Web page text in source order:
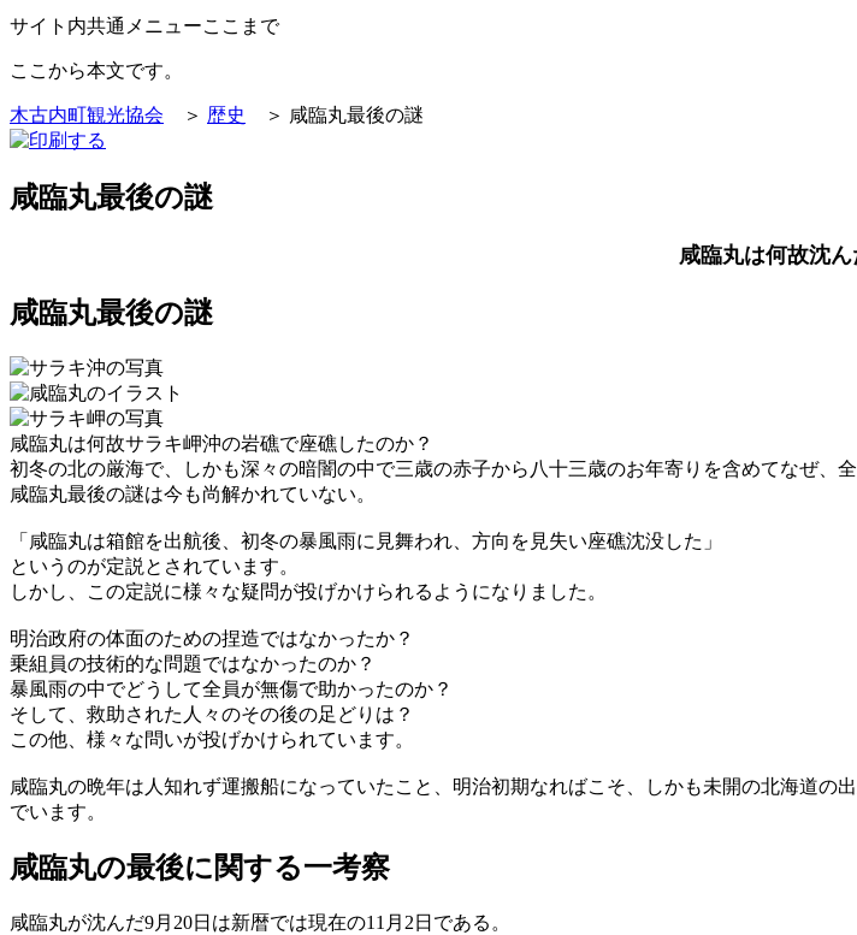
サイト内共通メニューここまで
ここから本文です。
木古内町観光協会 ＞ 歴史 ＞ 咸臨丸最後の謎
咸臨丸最後の謎
咸臨丸は何故沈ん
咸臨丸最後の謎
咸臨丸は何故サラキ岬沖の岩礁で座礁したのか？
初冬の北の厳海で、しかも深々の暗闇の中で三歳の赤子から八十三歳のお年寄りを含めてなぜ、
咸臨丸最後の謎は今も尚解かれていない。
「咸臨丸は箱館を出航後、初冬の暴風雨に見舞われ、方向を見失い座礁沈没した」
というのが定説とされています。
しかし、この定説に様々な疑問が投げかけられるようになりました。
明治政府の体面のための捏造ではなかったか？
乗組員の技術的な問題ではなかったのか？
暴風雨の中でどうして全員が無傷で助かったのか？
そして、救助された人々のその後の足どりは？
この他、様々な問いが投げかけられています。
咸臨丸の晩年は人知れず運搬船になっていたこと、明治初期なればこそ、しかも未開の北海道
でいます。
咸臨丸の最後に関する一考察
咸臨丸が沈んだ9月20日は新暦では現在の11月2日である。